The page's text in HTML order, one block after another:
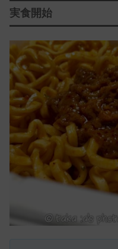
実食開始